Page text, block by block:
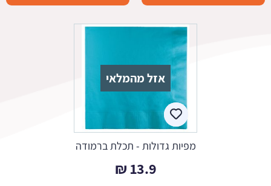
אזל מהמלאי
מפיות גדולות - תכלת ברמודה
13.9
₪